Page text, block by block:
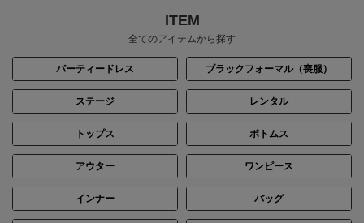
ITEM
全てのアイテムから探す
パーティードレス ブラックフォーマル（喪服）
ステージ レンタル
トップス ボトムス
アウター ワンピース
インナー バッグ